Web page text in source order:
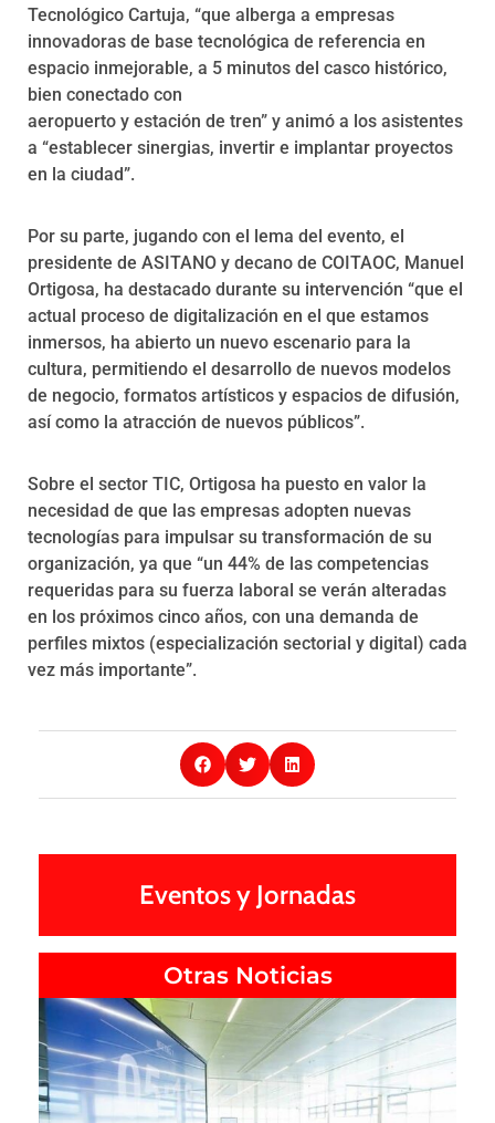
Tecnológico Cartuja, “que alberga a empresas
innovadoras de base tecnológica de referencia en
espacio inmejorable, a 5 minutos del casco histórico,
bien conectado con
aeropuerto y estación de tren” y animó a los asistentes
a “establecer sinergias, invertir e implantar proyectos
en la ciudad”.
Por su parte, jugando con el lema del evento, el
presidente de ASITANO y decano de COITAOC, Manuel
Ortigosa, ha destacado durante su intervención “que el
actual proceso de digitalización en el que estamos
inmersos, ha abierto un nuevo escenario para la
cultura, permitiendo el desarrollo de nuevos modelos
de negocio, formatos artísticos y espacios de difusión,
así como la atracción de nuevos públicos”.
Sobre el sector TIC, Ortigosa ha puesto en valor la
necesidad de que las empresas adopten nuevas
tecnologías para impulsar su transformación de su
organización, ya que “un 44% de las competencias
requeridas para su fuerza laboral se verán alteradas
en los próximos cinco años, con una demanda de
perfiles mixtos (especialización sectorial y digital) cada
vez más importante”.
Eventos y Jornadas
Otras Noticias